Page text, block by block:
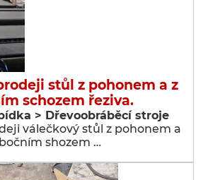
stůl z pohonem a z
schozem řeziva.
> Dřevoobráběcí stroje
válečkový stůl z pohonem a
bočním shozem …